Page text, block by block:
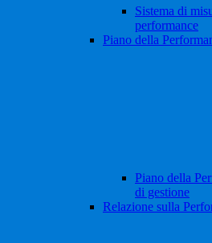
Sistema di
performance
Piano della
Piano della
di gestione
Relazione sulla